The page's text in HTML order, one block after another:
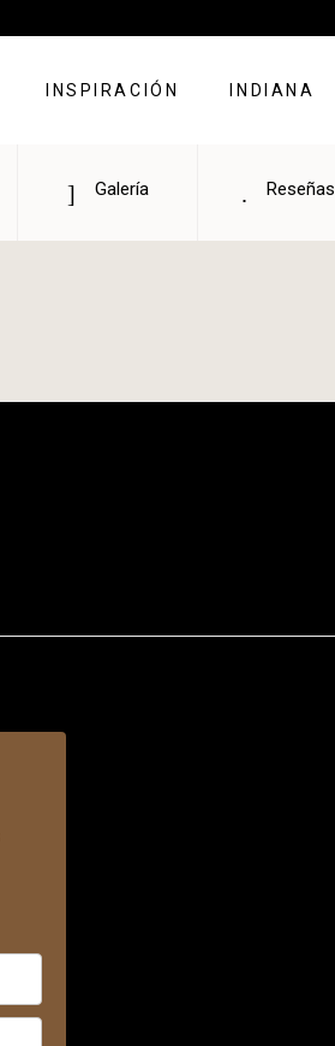
INSPIRACIÓN INDIANA
Galería Reseñas